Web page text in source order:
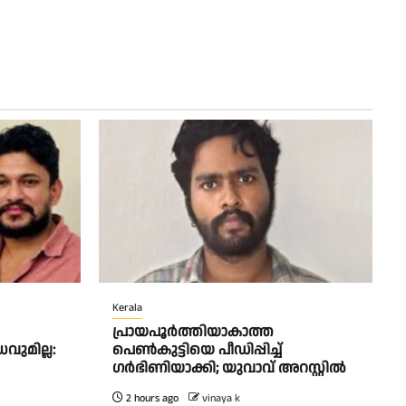
Kerala
പ്രായപൂർത്തിയാകാത്ത
പെൺകുട്ടിയെ പീഡിപ്പിച്ച്
ഗർഭിണിയാക്കി; യുവാവ് അറസ്റ്റിൽ
2 hours ago vinaya k